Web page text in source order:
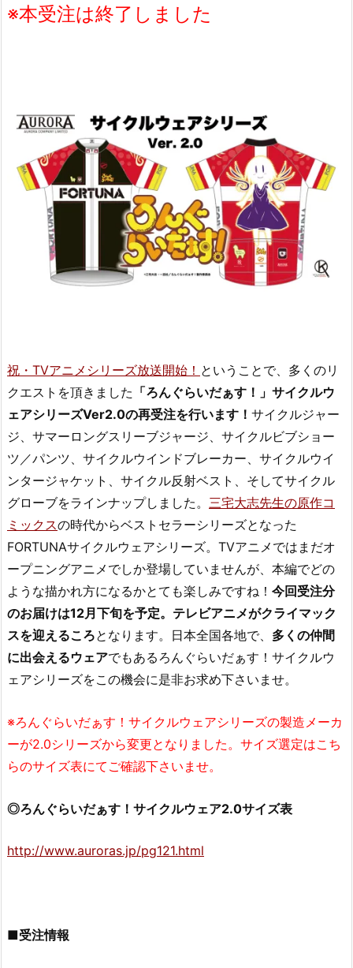
※本受注は終了しました
祝・TVアニメシリーズ放送開始！ ということで、多くのリ
クエストを頂きました 「ろんぐらいだぁす！」サイクルウ
ェアシリーズVer2.0の再受注を行います！ サイクルジャー
ジ、サマーロングスリーブジャージ、サイクルビブショー
ツ／パンツ、サイクルウインドブレーカー、サイクルウイ
ンタージャケット、サイクル反射ベスト、そしてサイクル
グローブをラインナップしました。 三宅大志先生の原作コ
ミックスの時代からベストセラーシリーズとなった
FORTUNAサイクルウェアシリーズ。TVアニメではまだオ
ープニングアニメでしか登場していませんが、本編でどの
ような描かれ方になるかとても楽しみですね！ 今回受注分
のお届けは12月下旬を予定。テレビアニメがクライマック
スを迎えるころとなります。日本全国各地で、 多くの仲間
に出会えるウェアでもあるろんぐらいだぁす！サイクルウ
ェアシリーズをこの機会に是非お求め下さいませ。
※ろんぐらいだぁす！サイクルウェアシリーズの製造メーカ
ーが2.0シリーズから変更となりました。サイズ選定はこち
らのサイズ表にてご確認下さいませ。
◎ろんぐらいだぁす！サイクルウェア2.0サイズ表
http://www.auroras.jp/pg121.html
■受注情報